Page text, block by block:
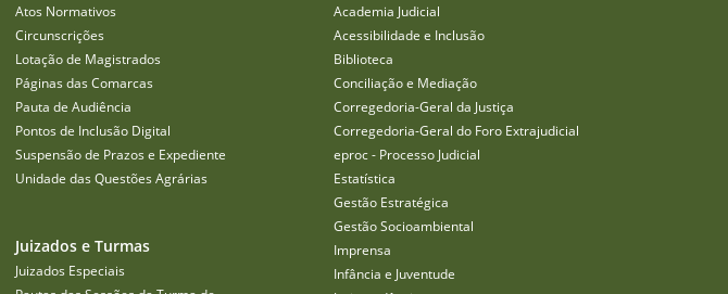
Atos Normativos
Circunscrições
Lotação de Magistrados
Páginas das Comarcas
Pauta de Audiência
Pontos de Inclusão Digital
Suspensão de Prazos e Expediente
Unidade das Questões Agrárias
Juizados e Turmas
Juizados Especiais
Academia Judicial
Acessibilidade e Inclusão
Biblioteca
Conciliação e Mediação
Corregedoria-Geral da Justiça
Corregedoria-Geral do Foro Extrajudicial
eproc - Processo Judicial
Estatística
Gestão Estratégica
Gestão Socioambiental
Imprensa
Infância e Juventude